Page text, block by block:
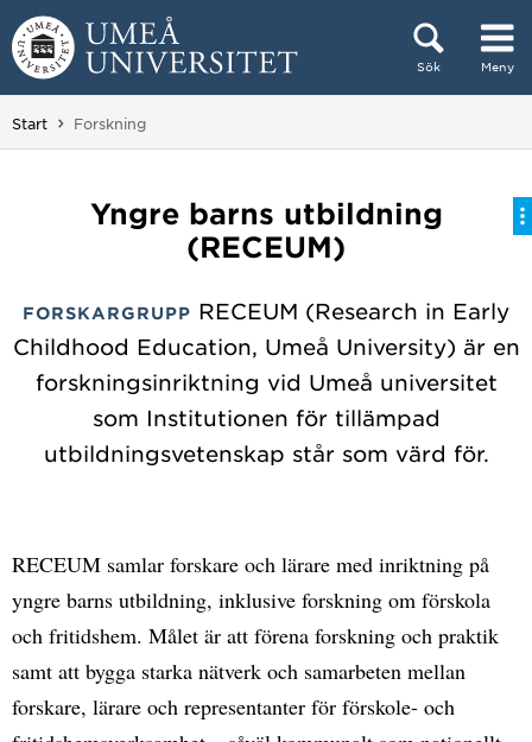
Hoppa direkt till innehållet
Sök Meny
Huvudmenyn dold.
Start Du är här:
Forskning
Yngre barns utbildning
(RECEUM)
FORSKARGRUPP RECEUM (Research in Early
Childhood Education, Umeå University) är en
forskningsinriktning vid Umeå universitet
som Institutionen för tillämpad
utbildningsvetenskap står som värd för.
RECEUM samlar forskare och lärare med inriktning på
yngre barns utbildning, inklusive forskning om förskola
och fritidshem. Målet är att förena forskning och praktik
samt att bygga starka nätverk och samarbeten mellan
forskare, lärare och representanter för förskole- och